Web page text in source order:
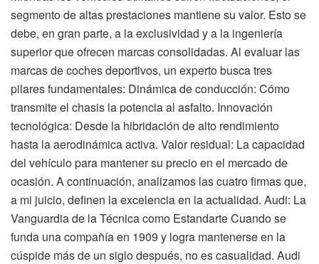
segmento de altas prestaciones mantiene su valor. Esto se
debe, en gran parte, a la exclusividad y a la ingeniería
superior que ofrecen marcas consolidadas. Al evaluar las
marcas de coches deportivos, un experto busca tres
pilares fundamentales: Dinámica de conducción: Cómo
transmite el chasis la potencia al asfalto. Innovación
tecnológica: Desde la hibridación de alto rendimiento
hasta la aerodinámica activa. Valor residual: La capacidad
del vehículo para mantener su precio en el mercado de
ocasión. A continuación, analizamos las cuatro firmas que,
a mi juicio, definen la excelencia en la actualidad. Audi: La
Vanguardia de la Técnica como Estandarte Cuando se
funda una compañía en 1909 y logra mantenerse en la
cúspide más de un siglo después, no es casualidad. Audi